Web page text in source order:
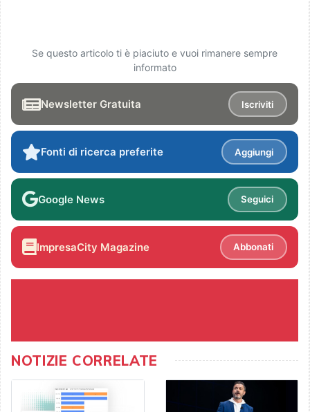
Se questo articolo ti è piaciuto e vuoi rimanere sempre
informato
Newsletter Gratuita Iscriviti
Fonti di ricerca preferite Aggiungi
Google News Seguici
ImpresaCity Magazine Abbonati
NOTIZIE CORRELATE